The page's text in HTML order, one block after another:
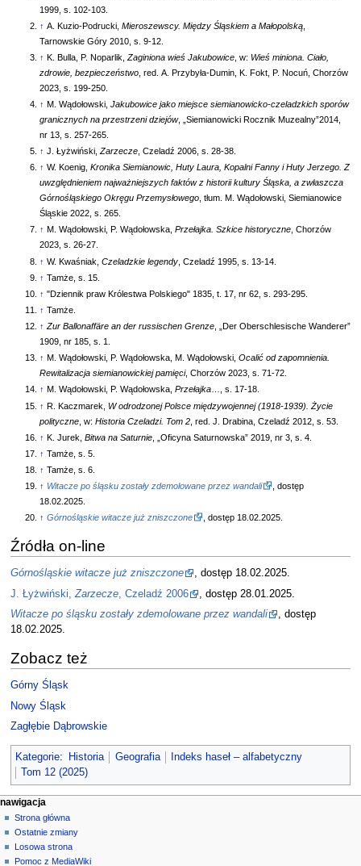
1999, s. 102-103.
↑ A. Kuzio-Podrucki,Mieroszewscy. Między Śląskiem a Małopolską
Tarnowskie Góry 2010, s. 9-12.
↑ K. Bulla, P. Noparlik,Zaginiona wieś Jakubowice , w: Wieś miniona. Ciało,
zdrowie, bezpieczeństwo , red. A. Przybyła-Dumin, K. Fokt, P. Nocuń, Chorzów
2023, s. 199-250.
↑ M. Wądołowski,Jakubowice jako miejsce siemianowicko-czeladzkich sporów
granicznych na przestrzeni dziejów, „Siemianowicki Rocznik Muzealny”2014,
nr 13, s. 257-265.
↑ J. Łyżwiński,Zarzecze , Czeladź 2006, s. 28-38.
↑ W. Koenig,Kronika Siemianowic, Huty Laura, Kopalni Fanny i Huty Jerzego. Z
uwzględnieniem najważniejszych faktów z historii kultury Śląska, a zwłaszcza
Górnośląskiego Okręgu Przemysłowego , tłum. M. Wądołowski, Siemianowice
Śląskie 2022, s. 265.
↑ M. Wądołowski, P. Wądołowska,Przełajka. Szkice historyczne, Chorzów
2023, s. 26-27.
↑ W. Kwaśniak,Czeladzkie legendy , Czeladź 1995, s. 13-14.
↑ Tamże, s. 15.
↑ "Dziennik praw Królestwa Polskiego" 1835, t. 17, nr 62, s. 293-295.
↑ Tamże.
↑ Zur Ballonaffäre an der russischen Grenze , „Der Oberschlesische Wanderer”
1909, nr 185, s. 1.
↑ M. Wądołowski, P. Wądołowska, M. Wądołowski,Ocalić od zapomnienia.
Rewitalizacja siemianowickiej pamięci, Chorzów 2023, s. 71-72.
↑ M. Wądołowski, P. Wądołowska,Przełajka…, s. 17-18.
↑ R. Kaczmarek, W odrodzonej Polsce międzywojennej (1918-1939). Życie
polityczne , w:Historia Czeladzi. Tom 2 , red. J. Drabina, Czeladź 2012, s. 53.
↑ K. Jurek,Bitwa na Saturnie , „Oficyna Saturnowska” 2019, nr 3, s. 4.
↑ Tamże, s. 5.
↑ Tamże, s. 6.
↑ Witacze po śląsku zostały zdemolowane przez wandali
, dostęp
18.02.2025.
↑ Górnośląskie witacze już zniszczone , dostęp 18.02.2025.
Źródła on-line
Górnośląskie witacze już zniszczone
, dostęp 18.02.2025.
J. Łyżwiński, Zarzecze, Czeladź 2006
, dostęp 28.01.2025.
Witacze po śląsku zostały zdemolowane przez wandali
, dostęp
18.02.2025.
Zobacz też
Górny Śląsk
Nowy Śląsk
Zagłębie Dąbrowskie
Kategorie: Historia Geografia
Indeks haseł – alfabetyczny
Tom 12 (2025)
M
e
n
u
działania na stronie
strona
dyskusja
czytaj
kod
narzędzia osobiste
zaloguj
się
nawigacja
Strona główna
Ostatnie zmiany
Losowa strona
Pomoc z MediaWiki